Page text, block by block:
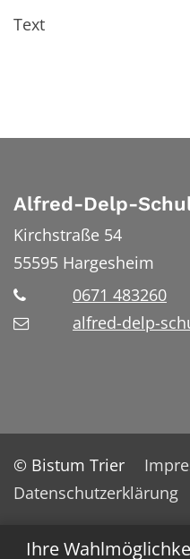
Ihre
Text
Alfred-Delp-
Kirchstraße 54
55595 Hargesheim
0671 483260
alfred-delp-
© Bistum Trier
Datenschutzerklärung